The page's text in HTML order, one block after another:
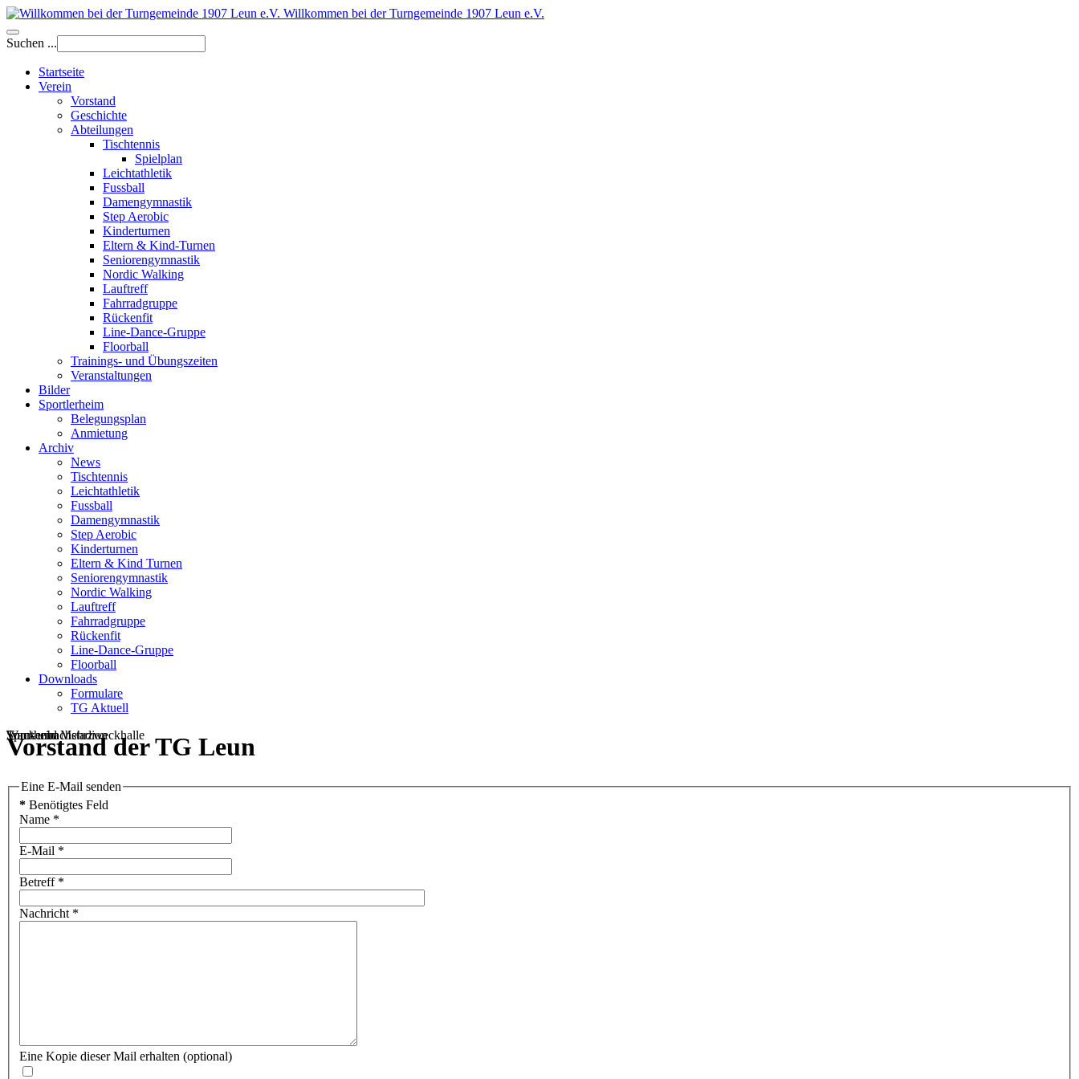
Willkommen bei der Turngemeinde 1907 Leun e.V.
Suchen ...
Startseite
Verein
Vorstand
Geschichte
Abteilungen
Tischtennis
Spielplan
Leichtathletik
Fussball
Damengymnastik
Step Aerobic
Kinderturnen
Eltern & Kind-Turnen
Seniorengymnastik
Nordic Walking
Lauftreff
Fahrradgruppe
Rückenfit
Line-Dance-Gruppe
Floorball
Trainings- und Übungszeiten
Veranstaltungen
Bilder
Sportlerheim
Belegungsplan
Anmietung
Archiv
News
Tischtennis
Leichtathletik
Fussball
Damengymnastik
Step Aerobic
Kinderturnen
Eltern & Kind Turnen
Seniorengymnastik
Nordic Walking
Lauftreff
Fahrradgruppe
Rückenfit
Line-Dance-Gruppe
Floorball
Downloads
Formulare
TG Aktuell
Sportheim
Turn- und Mehrzweckhalle
Wackenbachstadion
Vorstand der TG Leun
Eine E-Mail senden
* Benötigtes Feld
Name *
E-Mail *
Betreff*
Nachricht*
Eine Kopie dieser Mail erhalten (optional)